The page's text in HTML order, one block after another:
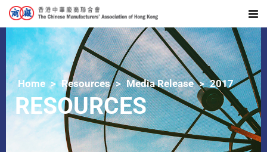
Home Resources Media Release 2017
RESOURCES